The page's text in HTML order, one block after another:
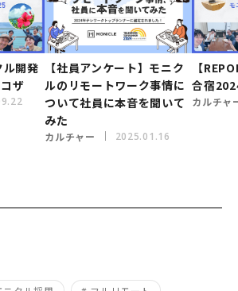
ル開発
ザ
【社員アンケート】モニク
ルのリモートワーク事情に
ついて社員に本音を聞いて
みた
カルチャー 2025.01.16
【
合宿
カルチャ